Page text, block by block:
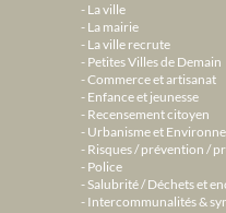
La ville
La mairie
La ville recrute
Petites Villes de Demain
Commerce et artisanat
Enfance et jeunesse
Recensement citoyen
Urbanisme et
Risques / prévention /
Police
Salubrité / Déchets et
Intercommunalités &